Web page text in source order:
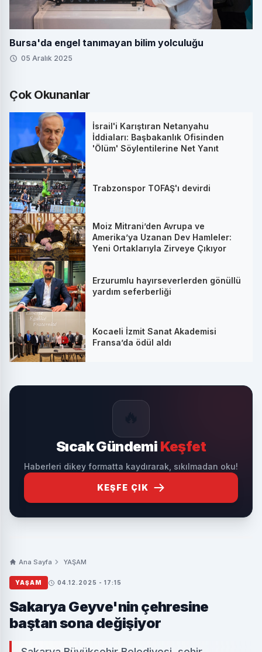
Bursa'da engel tanımayan bilim yolculuğu
05 Aralık 2025
Çok Okunanlar
İsrail'i Karıştıran Netanyahu
İddiaları: Başbakanlık Ofisinden
'Ölüm' Söylentilerine Net Yanıt
Trabzonspor TOFAŞ'ı devirdi
Moiz Mitrani’den Avrupa ve
Amerika’ya Uzanan Dev Hamleler:
Yeni Ortaklarıyla Zirveye Çıkıyor
Erzurumlu hayırseverlerden gönüllü
yardım seferberliği
Kocaeli İzmit Sanat Akademisi
Fransa’da ödül aldı
Sıcak Gündemi Keşfet
Haberleri dikey formatta kaydırarak, sıkılmadan oku!
KEŞFE ÇIK
Ana Sayfa YAŞAM
YAŞAM 04.12.2025 - 17:15
Sakarya Geyve'nin çehresine
baştan sona değişiyor